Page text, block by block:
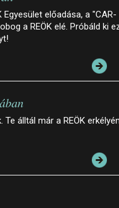
előadása, a "CAR-
a REÖK elé. Próbáld ki
álltál már a REÖK